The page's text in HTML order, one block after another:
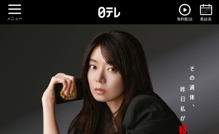
メニュー 無料配信 番組表